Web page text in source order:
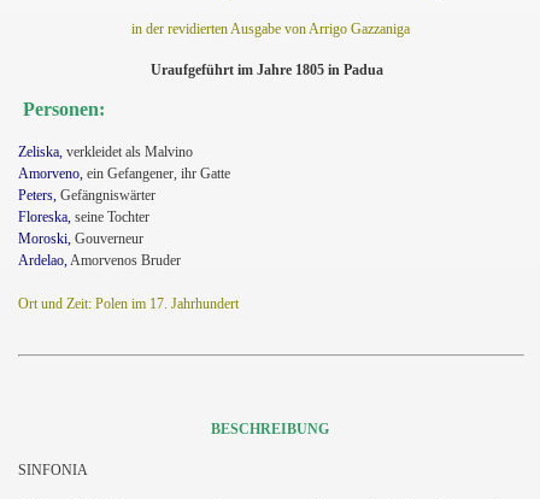
in der revidierten Ausgabe von Arrigo Gazzaniga
Uraufgeführt im Jahre 1805 in Padua
Personen:
Zeliska, verkleidet als Malvino
Amorveno, ein Gefangener, ihr Gatte
Peters, Gefängniswärter
Floreska, seine Tochter
Moroski, Gouverneur
Ardelao, Amorvenos Bruder
Ort und Zeit: Polen im 17. Jahrhundert
BESCHREIBUNG
SINFONIA